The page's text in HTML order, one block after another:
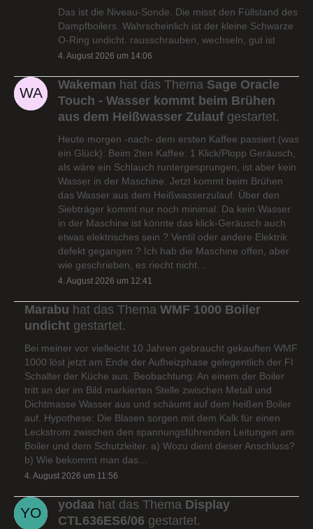
Das ist die Niveau-Sonde. Die misst den Füllstand des
Dampfboilers. Wahrscheinlich ist der kleine Schwarze
O-Ring undicht. rausschrauben, wechseln, gut ist
4. August 2026 um 14:06
Wakeman hat das Thema Sage Oracle
Touch - Wasser kommt beim Brühen
aus dem Heißwasser Zulauf gestartet.
Heute morgen -nach- dem ersten Kaffee passiert (was
ein Glück): Beim 2ten Kaffee: 1 Klick/Plopp Geräusch,
als wäre ein Schlauch runtergesprungen, ist aber kein
Wasser in der Maschine. Jetzt kommt beim Brühen
das Wasser aus dem Heißwasserzulauf. Über den
Siebträger kommt nur noch minimal. Da kein Wasser
in der Maschine ist könnte das klick-Geräusch auch
etwas elektrisches sein ? Ventil oder andere Elektrik
defekt gegangen ? Ich hab die Maschine offen, aber
wie geschrieben, es riecht nicht…
4. August 2026 um 12:41
Marabu hat das Thema WMF 1000 Boiler
undicht gestartet.
Bei meiner vor vielleicht 10 Jahren gebraucht gekauften WMF
1000 löst jetzt am Ende der Aufheizphase gelegentlich der FI
Schalter der Küche aus. Beobachtung: An einem der Boiler
tritt an der im Bild markierten Stelle zwischen Metall und
Dichtmasse Wasser aus und schäumt auf dem heißen Boiler
auf. Hypothese: Die Blasen sorgen mit dem Kalk für einen
Leckstrom zwischen den spannungsführenden Leitungen am
Boiler und dem Schutzleiter. a) Wozu dient dieser Anschluss?
b) Wie bekommt man das…
4. August 2026 um 11:56
yodaa hat das Thema Display
CTL636ES6/06 gestartet.